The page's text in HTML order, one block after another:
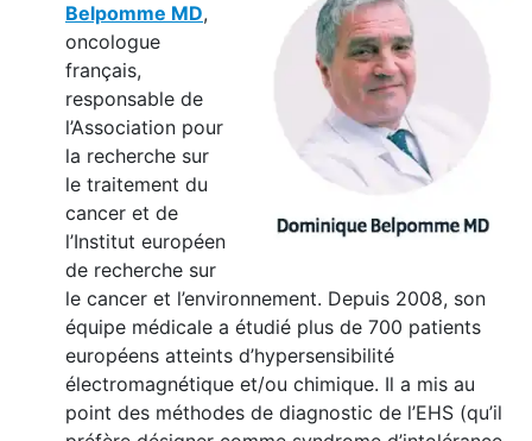
Belpomme MD,
oncologue
français,
responsable de
l’Association pour
la recherche sur
le traitement du
cancer et de
l’Institut européen
de recherche sur
le cancer et l’environnement. Depuis 2008, son
équipe médicale a étudié plus de 700 patients
européens atteints d’hypersensibilité
électromagnétique et/ou chimique. Il a mis au
point des méthodes de diagnostic de l’EHS (qu’il